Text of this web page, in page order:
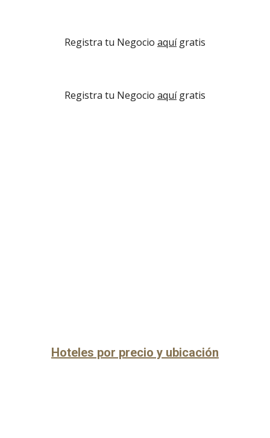
Registra tu Negocio aquí gratis
Registra tu Negocio aquí gratis
Hoteles por precio y ubicación